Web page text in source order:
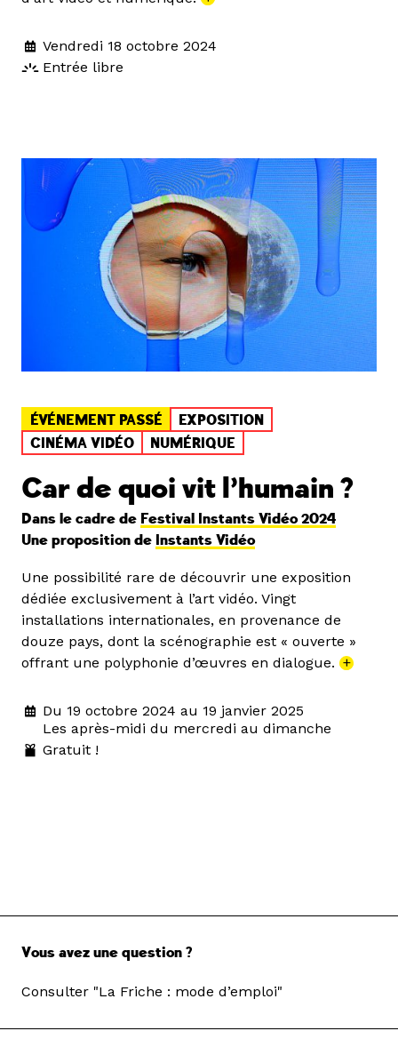
Vendredi 18 octobre 2024
Entrée libre
ÉVÉNEMENT PASSÉ
EXPOSITION
CINÉMA VIDÉO
NUMÉRIQUE
Car de quoi vit l’humain ?
Dans le cadre de Festival Instants Vidéo 2024
Une proposition de Instants Vidéo
Une possibilité rare de découvrir une exposition
dédiée exclusivement à l’art vidéo. Vingt
installations internationales, en provenance de
douze pays, dont la scénographie est « ouverte »
offrant une polyphonie d’œuvres en dialogue. +
Du 19 octobre 2024 au 19 janvier 2025
Les après-midi du mercredi au dimanche
Gratuit !
Vous avez une question ?
Consulter "La Friche : mode d’emploi"